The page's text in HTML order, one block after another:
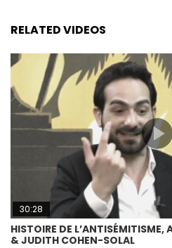
RELATED VIDEOS
30:28
HISTOIRE DE
& JUDITH COHEN-SOLAL